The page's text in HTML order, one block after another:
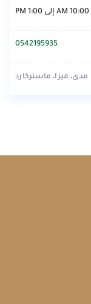
0542195935
مدى، فيزا، ماستركارد